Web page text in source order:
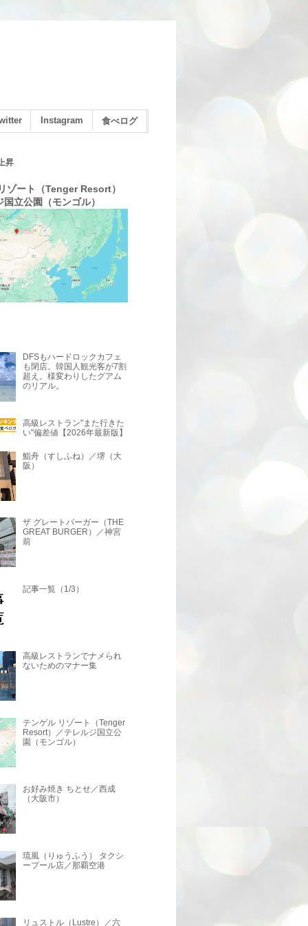
Instagram 食べログ
昇
ゾート（Tenger Resort）
立公園（モンゴル）
DFSもハードロックカフェ
も閉店。韓国人観光客が7割
超え。様変わりしたグアム
のリアル。
高級レストラン"また行きた
い"偏差値【2026年最新版】
鮨舟（すしふね）／堺（大
阪）
ザ グレートバーガー（THE
GREAT BURGER）／神宮
前
記事一覧（1/3）
高級レストランでナメられ
ないためのマナー集
テンゲル リゾート（Tenger
Resort）／テレルジ国立公
園（モンゴル）
お好み焼き ちとせ／西成
（大阪市）
琉風（りゅうふう） タクシ
ープール店／那覇空港
リュストル（Lustre）／六